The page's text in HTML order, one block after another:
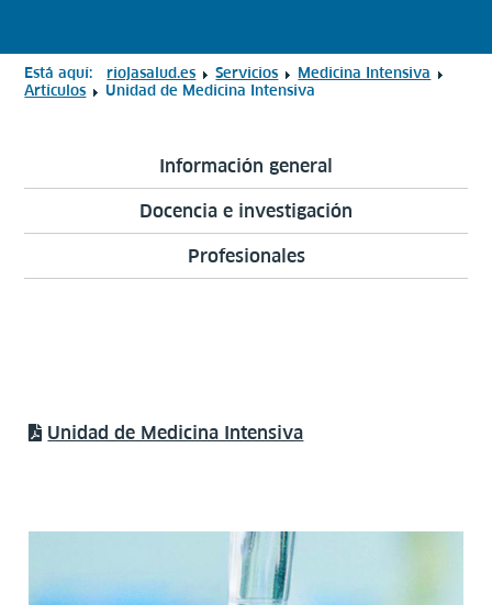
Está aquí: riojasalud.es Servicios
Medicina Intensiva
Artículos
Unidad de Medicina Intensiva
Información general
Docencia e investigación
Profesionales
Unidad de Medicina Intensiva